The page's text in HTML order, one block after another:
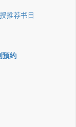
推荐书目
预约